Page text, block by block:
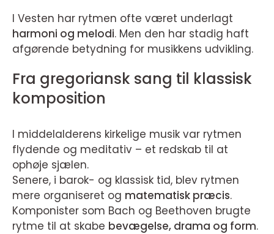
I Vesten har rytmen ofte været underlagt
harmoni og melodi. Men den har stadig haft
afgørende betydning for musikkens udvikling.
Fra gregoriansk sang til klassisk
komposition
I middelalderens kirkelige musik var rytmen
flydende og meditativ – et redskab til at
ophøje sjælen.
Senere, i barok- og klassisk tid, blev rytmen
mere organiseret og matematisk præcis.
Komponister som Bach og Beethoven brugte
rytme til at skabe bevægelse, drama og form.